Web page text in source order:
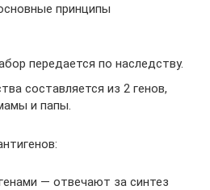
принципы
передается по наследству.
составляется из 2 генов,
и папы.
— отвечают за синтез